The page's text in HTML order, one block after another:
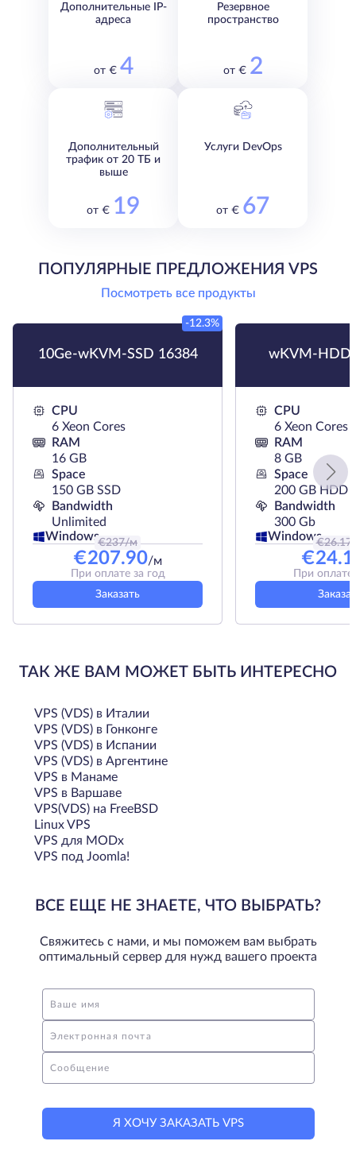
Дополнительные IP-
адреса
от € 4
Резервное
пространство
от € 2
Дополнительный
трафик от 20 ТБ и
выше
от € 19
Услуги DevOps
от € 67
ПОПУЛЯРНЫЕ ПРЕДЛОЖЕНИЯ VPS
Посмотреть все продукты
10Ge-wKVM-SSD 16384
-12.3%
CPU
6 Xeon Cores
RAM
16 GB
Space
150 GB SSD
Bandwidth
Unlimited
Windows€237/м
€207.90/м
При оплате за год
Заказать
wKVM-HDD
CPU
6 Xeon Cores
RAM
8 GB
Space
200 GB HDD
Bandwidth
300 Gb
Windows
€26.17
€
При оплате
ТАК ЖЕ ВАМ МОЖЕТ БЫТЬ ИНТЕРЕСНО
VPS (VDS) в Италии
VPS (VDS) в Гонконге
VPS (VDS) в Испании
VPS (VDS) в Аргентине
VPS в Манаме
VPS в Варшаве
VPS(VDS) на FreeBSD
Linux VPS
VPS для MODx
VPS под Joomla!
ВСЕ ЕЩЕ НЕ ЗНАЕТЕ, ЧТО ВЫБРАТЬ?
Свяжитесь с нами, и мы поможем вам выбрать
оптимальный сервер для нужд вашего проекта
Ваше имя
Электронная почта
Сообщение
Я ХОЧУ ЗАКАЗАТЬ VPS